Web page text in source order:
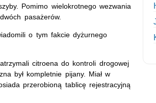
Pomimo wielokrotnego wezwania
pasażerów.
o tym fakcie dyżurnego
citroena do kontroli drogowej
był kompletnie pijany. Miał w
przerobioną tablicę rejestracyjną